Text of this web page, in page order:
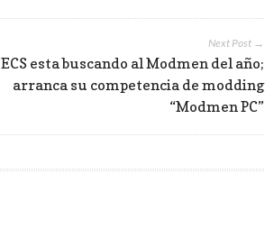
Next Post →
ECS esta buscando al Modmen del año;
arranca su competencia de modding
“Modmen PC”